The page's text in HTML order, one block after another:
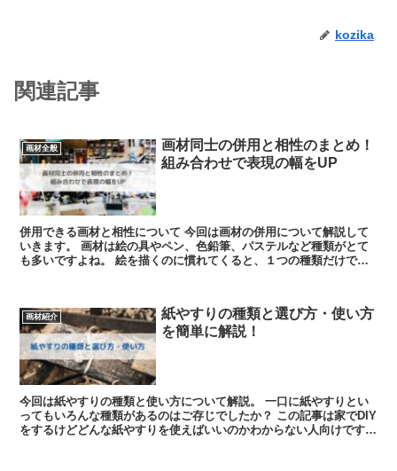
kozika
関連記事
画材全般
画材同士の併用と相性のまとめ！
組み合わせで表現の幅をUP
併用できる画材と相性について 今回は画材の併用について解説して
いきます。 画材は絵の具やペン、色鉛筆、パステルなど種類がとて
も多いですよね。 絵を描くのに慣れてくると、１つの種類だけでな
画材紹介
紙やすりの種類と選び方・使い方
を簡単に解説！
今回は紙やすりの種類と使い方について解説。 一口に紙やすりとい
ってもいろんな種類があるのはご存じでしたか？ この記事は家でDIY
をするけどどんな紙やすりを使えばいいのかわからない人向けです。